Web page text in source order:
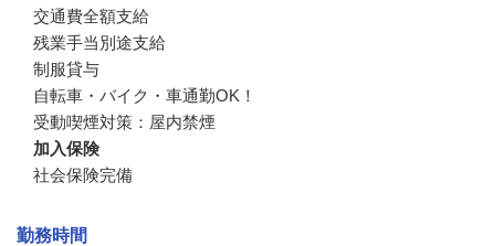
交通費全額支給
残業手当別途支給
制服貸与
自転車・バイク・車通勤OK！
受動喫煙対策：屋内禁煙
加入保険
社会保険完備
勤務時間